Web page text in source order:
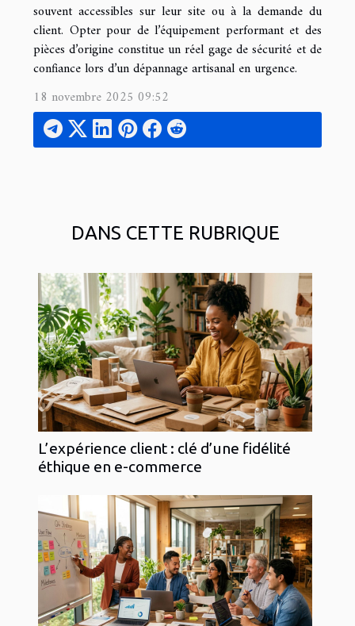
souvent accessibles sur leur site ou à la demande du
client. Opter pour de l’équipement performant et des
pièces d’origine constitue un réel gage de sécurité et de
confiance lors d’un dépannage artisanal en urgence.
18 novembre 2025 09:52
DANS CETTE RUBRIQUE
L’expérience client : clé d’une fidélité
éthique en e-commerce